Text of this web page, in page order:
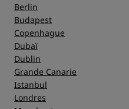
Berlin
Budapest
Copenhague
Dubaï
Dublin
Grande Canarie
Istanbul
Londres